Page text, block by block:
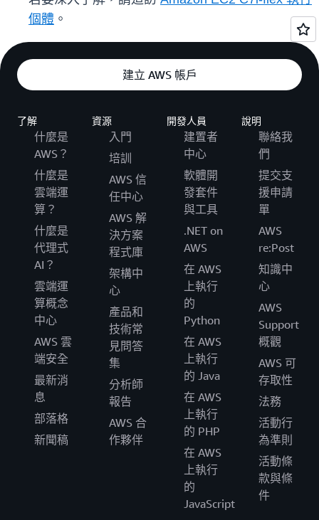
個體 。
建立 AWS 帳戶
了解
什麼是
AWS？
什麼是
雲端運
算？
什麼是
代理式
AI？
雲端運
算概念
中心
AWS 雲
端安全
最新消
息
部落格
新聞稿
資源
入門
培訓
AWS 信
任中心
AWS 解
決方案
程式庫
架構中
心
產品和
技術常
見問答
集
分析師
報告
AWS 合
作夥伴
開發人員
建置者
中心
軟體開
發套件
與工具
.NET on
AWS
在 AWS
上執行
的
Python
在 AWS
上執行
的 Java
在 AWS
上執行
的 PHP
在 AWS
上執行
的
JavaScript
說明
聯絡我
們
提交支
援申請
單
AWS
re:Post
知識中
心
AWS
Support
概觀
AWS 可
存取性
法務
活動行
為準則
活動條
款與條
件